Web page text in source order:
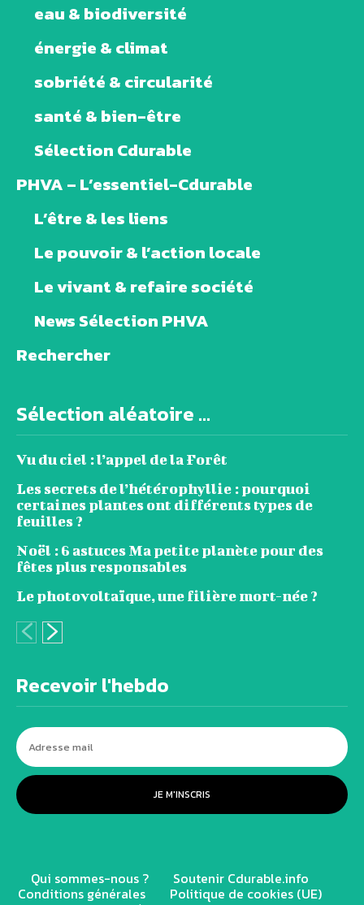
eau & biodiversité
énergie & climat
sobriété & circularité
santé & bien-être
Sélection Cdurable
PHVA – L’essentiel-Cdurable
L’être & les liens
Le pouvoir & l’action locale
Le vivant & refaire société
News Sélection PHVA
Rechercher
Sélection aléatoire ...
Vu du ciel : l’appel de la Forêt
Les secrets de l’hétérophyllie : pourquoi
certaines plantes ont différents types de
feuilles ?
Noël : 6 astuces Ma petite planète pour des
fêtes plus responsables
Le photovoltaïque, une filière mort-née ?
Recevoir l'hebdo
JE M'INSCRIS
Qui sommes-nous ? Soutenir Cdurable.info
Conditions générales Politique de cookies (UE)